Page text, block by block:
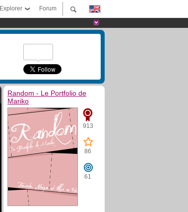
Forum
Explorer
Random - Le Portfolio de
Mariko
913
86
61